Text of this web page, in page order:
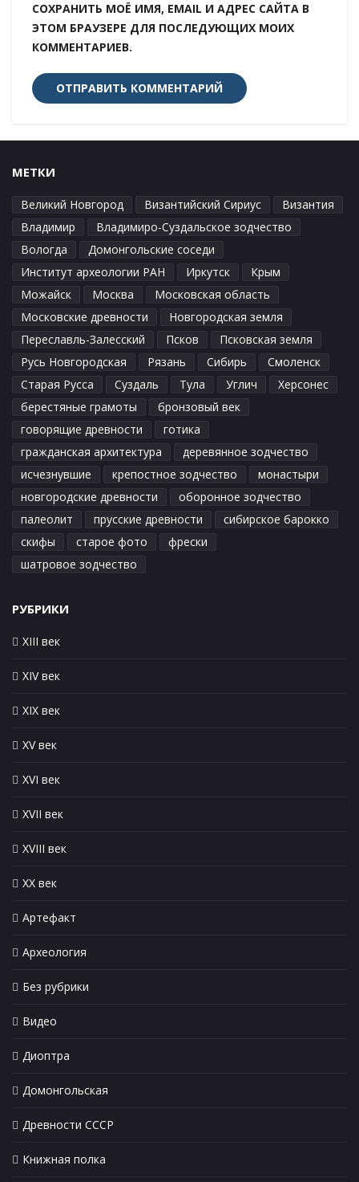
СОХРАНИТЬ МОЁ ИМЯ, EMAIL И АДРЕС САЙТА В
ЭТОМ БРАУЗЕРЕ ДЛЯ ПОСЛЕДУЮЩИХ МОИХ
КОММЕНТАРИЕВ.
МЕТКИ
Великий Новгород Византийский Сириус
Византия
Владимир
Владимиро-Суздальское зодчество
Вологда
Домонгольские соседи
Институт археологии РАН
Иркутск
Крым
Можайск
Москва
Московская область
Московские древности
Новгородская земля
Переславль-Залесский
Псков
Псковская земля
Русь Новгородская
Рязань Сибирь
Смоленск
Старая Русса
Суздаль Тула Углич
Херсонес
берестяные грамоты
бронзовый век
говорящие древности
готика
гражданская архитектура
деревянное зодчество
исчезнувшие
крепостное зодчество
монастыри
новгородские древности
оборонное зодчество
палеолит
прусские древности
сибирское барокко
скифы
старое фото
фрески
шатровое зодчество
РУБРИКИ
XIII век
XIV век
XIX век
XV век
XVI век
XVII век
XVIII век
XX век
Артефакт
Археология
Без рубрики
Видео
Диоптра
Домонгольская
Древности СССР
Книжная полка